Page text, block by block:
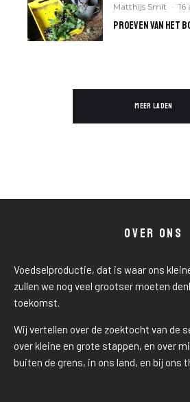
Matthijs Smit · 16
Proeven van het
MEER LADEN
OVER ONS
Voedselproductie, dat is waar ons
zullen we nog veel grootser moeten
toekomst.
Wij vertellen over de zoektocht van de
over kleine en grote stappen, en over
buiten de grens, in ons land, en bij ons